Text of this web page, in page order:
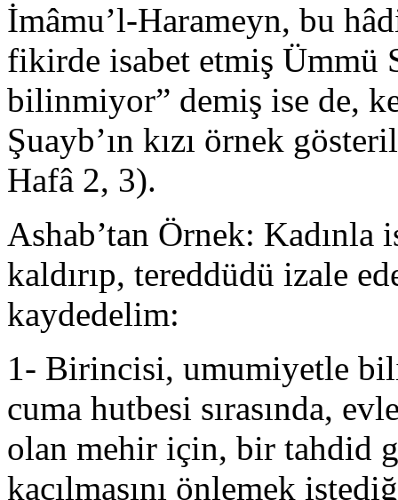
İmâmu’l-Harameyn, bu
fikirde isabet etmiş Ümmü
bilinmiyor” demiş ise de,
Şuayb’ın kızı örnek
Hafâ 2, 3).
Ashab’tan Örnek: Kadınla
kaldırıp, tereddüdü izale
kaydedelim:
1- Birincisi, umumiyetle
cuma hutbesi sırasında,
olan mehir için, bir tahdid
kaçılmasını önlemek